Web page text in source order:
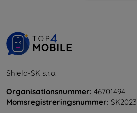
Shield-SK s.r.o.
Organisationsnummer: 46701494
Momsregistreringsnummer: